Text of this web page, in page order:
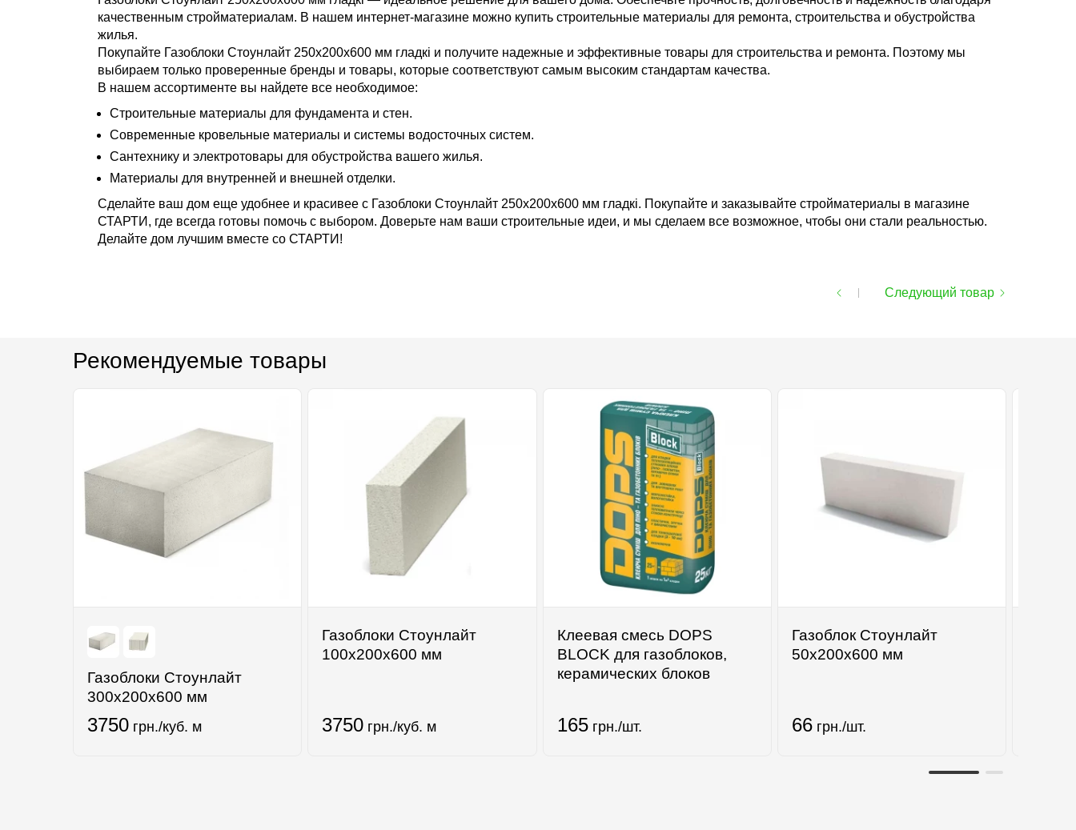
качественным стройматериалам. В нашем интернет-магазине можно купить строительные материалы для ремонта, строительства и обустройства
жилья.
Покупайте Газоблоки Стоунлайт 250х200х600 мм гладкі и получите надежные и эффективные товары для строительства и ремонта. Поэтому мы
выбираем только проверенные бренды и товары, которые соответствуют самым высоким стандартам качества.
В нашем ассортименте вы найдете все необходимое:
Строительные материалы для фундамента и стен.
Современные кровельные материалы и системы водосточных систем.
Сантехнику и электротовары для обустройства вашего жилья.
Материалы для внутренней и внешней отделки.
Сделайте ваш дом еще удобнее и красивее с Газоблоки Стоунлайт 250х200х600 мм гладкі. Покупайте и заказывайте стройматериалы в магазине
СТАРТИ, где всегда готовы помочь с выбором. Доверьте нам ваши строительные идеи, и мы сделаем все возможное, чтобы они стали реальностью.
Делайте дом лучшим вместе со СТАРТИ!
Следующий товар
Рекомендуемые товары
Газоблоки Стоунлайт
300х200х600 мм
3750 грн./куб. м
Газоблоки Стоунлайт
100x200x600 мм
3750 грн./куб. м
Клеевая смесь DOPS
BLOCK для газоблоков,
керамических блоков
165грн./шт.
Газоблок Стоунлайт
50х200х600 мм
66грн./шт.